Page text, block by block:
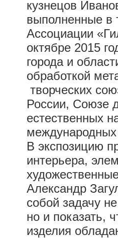
кузнецов
выполненные в
Ассоциации
октябре 2015
города и
обработкой
творческих
России, Союзе
естественных
международных
В экспозицию
интерьера,
Александр
собой задачу
но и показать,
изделия